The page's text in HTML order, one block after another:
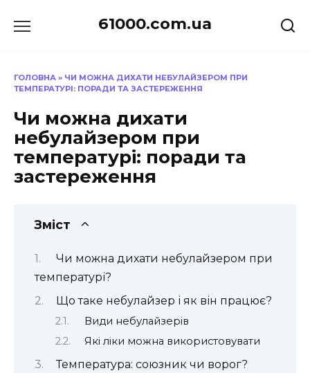
до
61000.com.ua
ГОЛОВНА » ЧИ МОЖНА ДИХАТИ НЕБУЛАЙЗЕРОМ ПРИ
ТЕМПЕРАТУРІ: ПОРАДИ ТА ЗАСТЕРЕЖЕННЯ
Чи можна дихати
небулайзером при
температурі: поради та
застереження
Зміст
Чи можна дихати небулайзером при
температурі?
Що таке небулайзер і як він працює?
Види небулайзерів
Які ліки можна використовувати
Температура: союзник чи ворог?